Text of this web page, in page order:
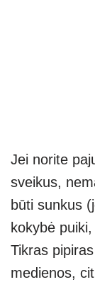
Jei norite
sveikus,
būti sunkus
kokybė
Tikras
medienos,